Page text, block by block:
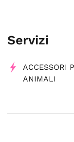
Servizi
ACCESSORI
ANIMALI